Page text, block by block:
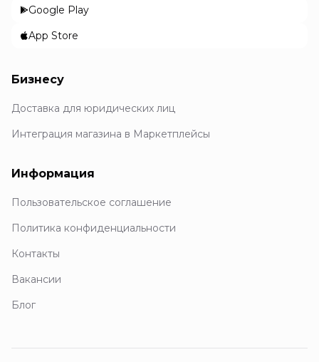
Google Play
App Store
Бизнесу
Доставка для юридических лиц
Интеграция магазина в Маркетплейсы
Информация
Пользовательское соглашение
Политика конфиденциальности
Контакты
Вакансии
Блог